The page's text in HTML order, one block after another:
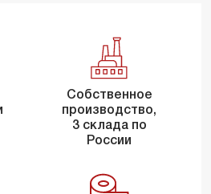
Собственное
производство,
3 склада по
России